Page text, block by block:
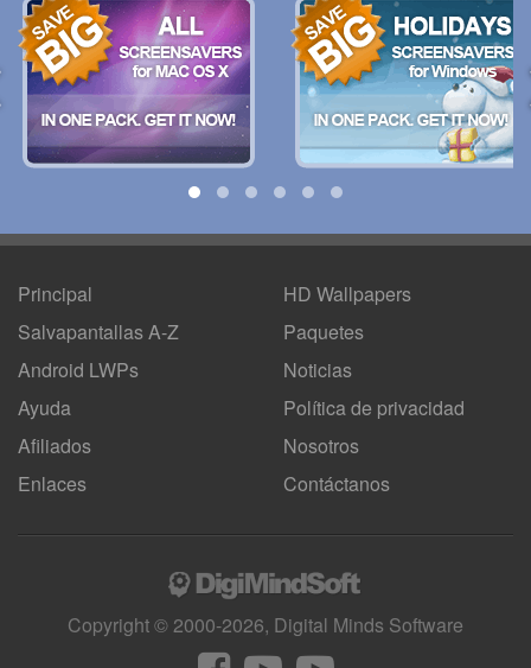
Principal
Salvapantallas A-Z
Android LWPs
HD Wallpapers
Paquetes
Noticias
Ayuda
Afiliados
Enlaces
Política de privacidad
Nosotros
Contáctanos
Copyright © 2000-2026, Digital Minds Software